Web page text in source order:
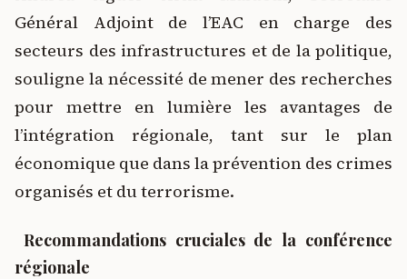
Général Adjoint de l’EAC en charge des
secteurs des infrastructures et de la politique,
souligne la nécessité de mener des recherches
pour mettre en lumière les avantages de
l’intégration régionale, tant sur le plan
économique que dans la prévention des crimes
organisés et du terrorisme.
Recommandations cruciales de la conférence
régionale